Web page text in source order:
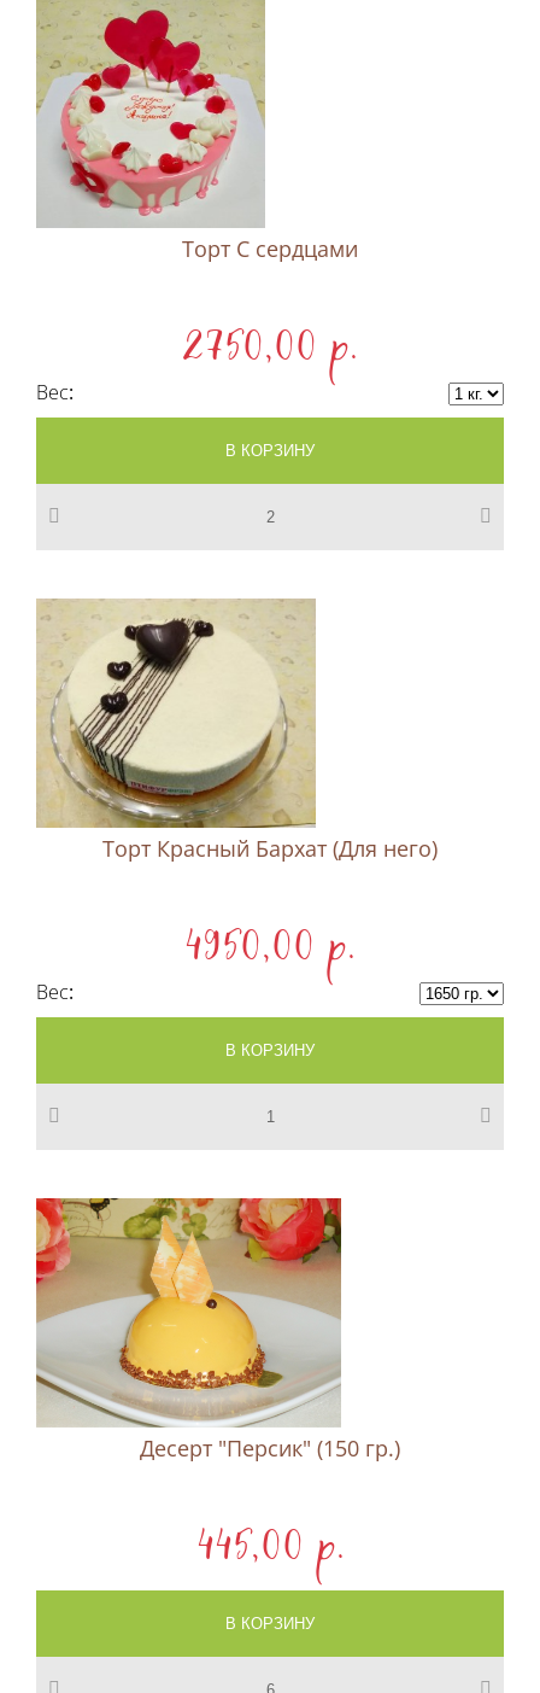
Торт С сердцами
2750,00 p.
Вес
Торт Красный Бархат (Для него)
4950,00 p.
Вес
Десерт "Персик" (150 гр.)
445,00 p.